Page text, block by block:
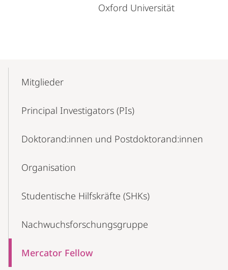
Oxford Universität
NavigationMitglieder
Principal Investigators (PIs)
Doktorand:innen und Postdoktorand:innen
Organisation
Studentische Hilfskräfte (SHKs)
Nachwuchsforschungsgruppe
Mercator Fellow